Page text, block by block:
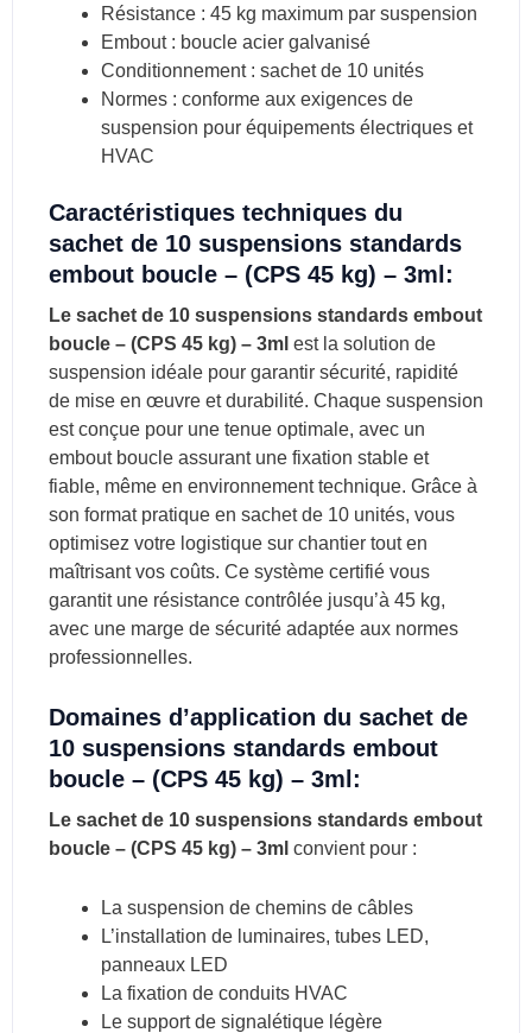
Résistance : 45 kg maximum par suspension
Embout : boucle acier galvanisé
Conditionnement : sachet de 10 unités
Normes : conforme aux exigences de
suspension pour équipements électriques et
HVAC
Caractéristiques techniques du
sachet de 10 suspensions standards
embout boucle – (CPS 45 kg) – 3ml:
Le sachet de 10 suspensions standards embout
boucle – (CPS 45 kg) – 3ml est la solution de
suspension idéale pour garantir sécurité, rapidité
de mise en œuvre et durabilité. Chaque suspension
est conçue pour une tenue optimale, avec un
embout boucle assurant une fixation stable et
fiable, même en environnement technique. Grâce à
son format pratique en sachet de 10 unités, vous
optimisez votre logistique sur chantier tout en
maîtrisant vos coûts. Ce système certifié vous
garantit une résistance contrôlée jusqu’à 45 kg,
avec une marge de sécurité adaptée aux normes
professionnelles.
Domaines d’application du sachet de
10 suspensions standards embout
boucle – (CPS 45 kg) – 3ml:
Le sachet de 10 suspensions standards embout
boucle – (CPS 45 kg) – 3ml convient pour :
La suspension de chemins de câbles
L’installation de luminaires, tubes LED,
panneaux LED
La fixation de conduits HVAC
Le support de signalétique légère